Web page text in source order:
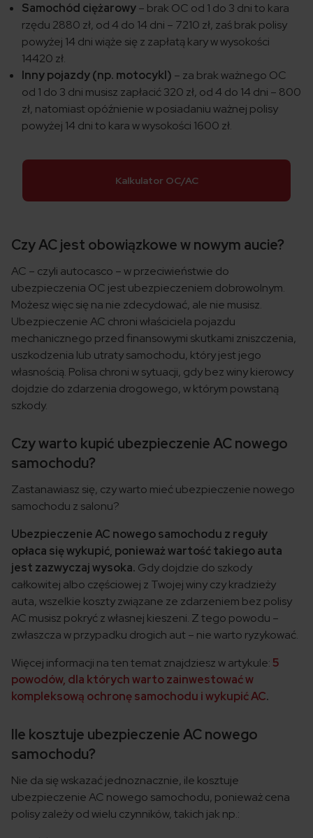
Samochód ciężarowy– brak OC od 1 do 3 dni to kara
rzędu 2880 zł, od 4 do 14 dni – 7210 zł, zaś brak polisy
powyżej 14 dni wiąże się z zapłatą kary w wysokości
14420 zł.
Inny pojazdy (np. motocykl) – za brak ważnego OC
od 1 do 3 dni musisz zapłacić 320 zł, od 4 do 14 dni – 800
zł, natomiast opóźnienie w posiadaniu ważnej polisy
powyżej 14 dni to kara w wysokości 1600 zł.
Kalkulator OC/AC
Czy AC jest obowiązkowe w nowym aucie?
AC – czyli autocasco – w przeciwieństwie do
ubezpieczenia OC jest ubezpieczeniem dobrowolnym.
Możesz więc się na nie zdecydować, ale nie musisz.
Ubezpieczenie AC chroni właściciela pojazdu
mechanicznego przed finansowymi skutkami zniszczenia,
uszkodzenia lub utraty samochodu, który jest jego
własnością. Polisa chroni w sytuacji, gdy bez winy kierowcy
dojdzie do zdarzenia drogowego, w którym powstaną
szkody.
Czy warto kupić ubezpieczenie AC nowego
samochodu?
Zastanawiasz się, czy warto mieć ubezpieczenie nowego
samochodu z salonu?
Ubezpieczenie AC nowego samochodu z reguły
opłaca się wykupić, ponieważ wartość takiego auta
jest zazwyczaj wysoka. Gdy dojdzie do szkody
całkowitej albo częściowej z Twojej winy czy kradzieży
auta, wszelkie koszty związane ze zdarzeniem bez polisy
AC musisz pokryć z własnej kieszeni. Z tego powodu –
zwłaszcza w przypadku drogich aut – nie warto ryzykować.
Więcej informacji na ten temat znajdziesz w artykule: 5
powodów, dla których warto zainwestować w
kompleksową ochronę samochodu i wykupić AC.
Ile kosztuje ubezpieczenie AC nowego
samochodu?
Nie da się wskazać jednoznacznie, ile kosztuje
ubezpieczenie AC nowego samochodu, ponieważ cena
polisy zależy od wielu czynników, takich jak np.: